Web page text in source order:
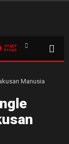
STAFF
PICKS